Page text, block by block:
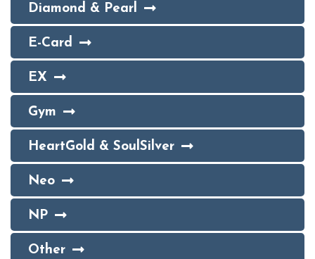
Diamond & Pearl
E-Card
EX
Gym
HeartGold & SoulSilver
Neo
NP
Other